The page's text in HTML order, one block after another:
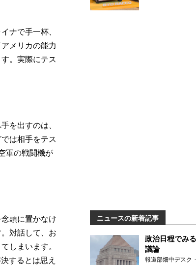
ナで手一杯、
メリカの能力
。実際にテス
を出すのは、
は相手をテス
軍の戦闘機が
頭に置かなけ
対話して、お
しまいます。
するとは思え
ニュースの新着記事
政治日程でみ
議論
報道部畑中デスク